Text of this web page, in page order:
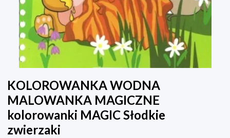
KOLOROWANKA WODNA
MALOWANKA MAGICZNE
kolorowanki MAGIC Słodkie
zwierzaki